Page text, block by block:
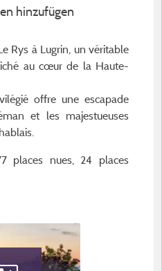
hinzufügen
Rys à Lugrin, un véritable
au cœur de la Haute-
offre une escapade
et les majestueuses
places nues, 24 places